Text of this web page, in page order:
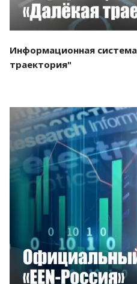
Информационная
траектория"
Смотреть